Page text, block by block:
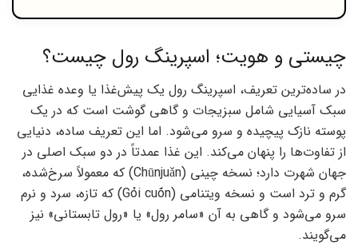
چیستی و هویت؛ اسپرینگ رول چیست؟
در ساده‌ترین تعریف، اسپرینگ رول یک پیش‌غذا یا وعده غذایی
سبک آسیایی شامل سبزیجات و گاهی گوشت است که در یک
پوسته نازک پیچیده و سرو می‌شود. اما این تعریف ساده، دنیایی
از تفاوت‌ها را پنهان می‌کند. این غذا عمدتاً در دو سبک اصلی در
جهان شهرت دارد؛ نسخه چینی (Chūnjuǎn) که معمولاً سرخ‌شده،
گرم و ترد است و نسخه ویتنامی (Gỏi cuốn) که تازه، سرد و نرم
سرو می‌شود و گاهی به آن «سامر رول» یا «رول تابستانی» نیز
می‌گویند.